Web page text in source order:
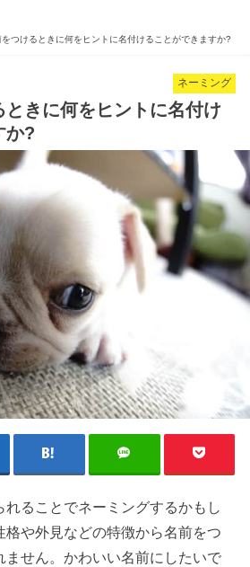
つけるときに何をヒントに名付けることができますか?
ネーミング
きに何をヒントに名付け
か?
れることでネーミングするかもし
格や外見などの特徴から名前をつ
ません。かわいい名前にしたいで